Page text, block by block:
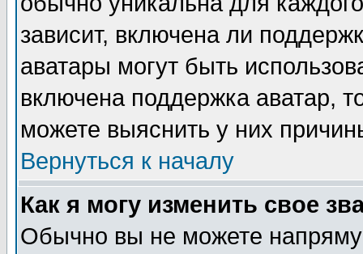
зависит, включена ли
аватары могут быть
включена поддержка аватар,
можете выяснить у них
Вернуться к началу
Как я могу изменить свое
Обычно вы не можете